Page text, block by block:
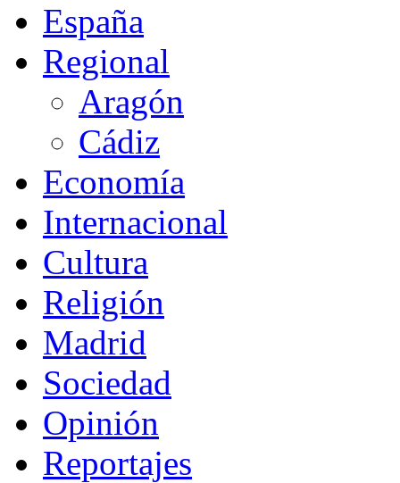
España
Regional
Aragón
Cádiz
Economía
Internacional
Cultura
Religión
Madrid
Sociedad
Opinión
Reportajes